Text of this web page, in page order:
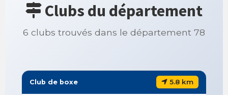
Clubs du département
6 clubs trouvés dans le département 78
Club de boxe 5.8 km